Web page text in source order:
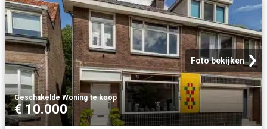
Foto bekijken
Geschakelde Woning·te koop
€ 10.000